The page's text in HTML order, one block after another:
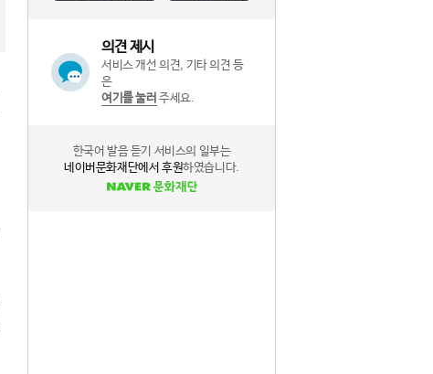
의견 제시
서비스 개선 의견, 기타 의견 등
은
여기를 눌러 주세요.
한국어 발음 듣기 서비스의 일부는
네이버문화재단에서 후원하였습니다.